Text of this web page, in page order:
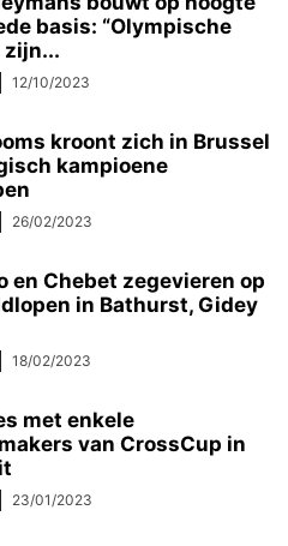
basis: “Olympische
zijn...
12/10/2023
kroont zich in Brussel
kampioene
26/02/2023
en Chebet zegevieren op
in Bathurst, Gidey
18/02/2023
met enkele
van CrossCup in
23/01/2023